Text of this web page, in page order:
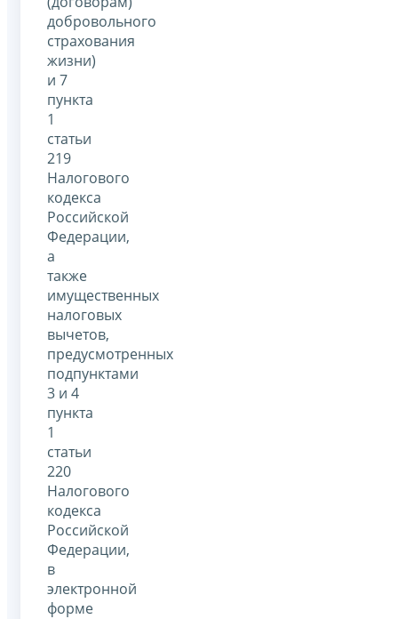
добровольного
страхования
жизни)
и 7
пункта
1
статьи
219
Налогового
кодекса
Российской
Федерации,
а
также
имущественных
налоговых
вычетов,
предусмотренных
подпунктами
3 и 4
пункта
1
статьи
220
Налогового
кодекса
Российской
Федерации,
в
электронной
форме